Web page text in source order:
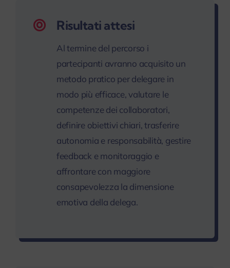
Risultati attesi
Al termine del percorso i
partecipanti avranno acquisito un
metodo pratico per delegare in
modo più efficace, valutare le
competenze dei collaboratori,
definire obiettivi chiari, trasferire
autonomia e responsabilità, gestire
feedback e monitoraggio e
affrontare con maggiore
consapevolezza la dimensione
emotiva della delega.